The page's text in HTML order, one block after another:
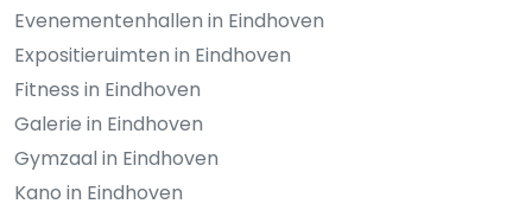
Evenementenhallen in Eindhoven
Expositieruimten in Eindhoven
Fitness in Eindhoven
Galerie in Eindhoven
Gymzaal in Eindhoven
Kano in Eindhoven